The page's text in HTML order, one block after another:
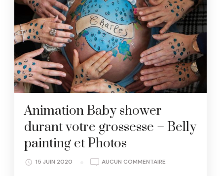
Animation Baby shower
durant votre grossesse – Belly
painting et Photos
15 JUIN 2020 AUCUN COMMENTAIRE